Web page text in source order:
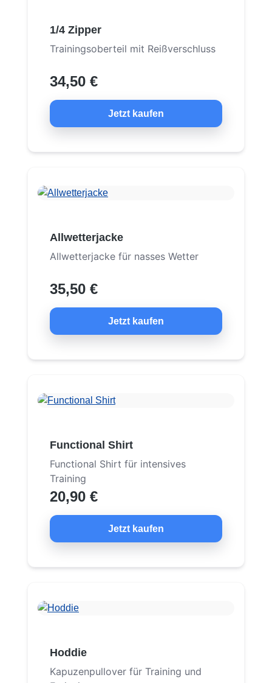
1/4 Zipper
Trainingsoberteil mit Reißverschluss
34,50 €
Jetzt kaufen
Allwetterjacke
Allwetterjacke für nasses Wetter
35,50 €
Jetzt kaufen
Functional Shirt
Functional Shirt für intensives
Training
20,90 €
Jetzt kaufen
Hoddie
Kapuzenpullover für Training und